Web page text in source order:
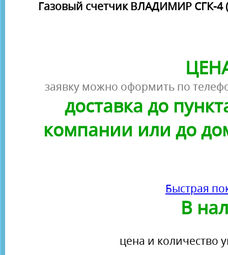
Газовый счетчик ВЛАДИМИР СГК-
заявку можно оформить по
доставка до
компании или до
Быстрая
В
цена и количество